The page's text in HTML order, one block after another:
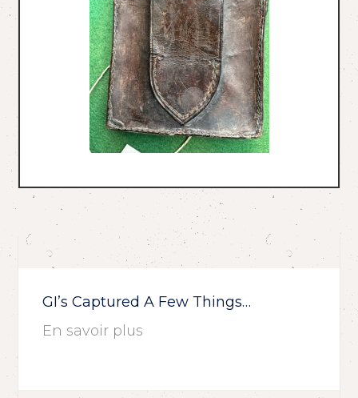
GI’s Captured A Few Things…
En savoir plus